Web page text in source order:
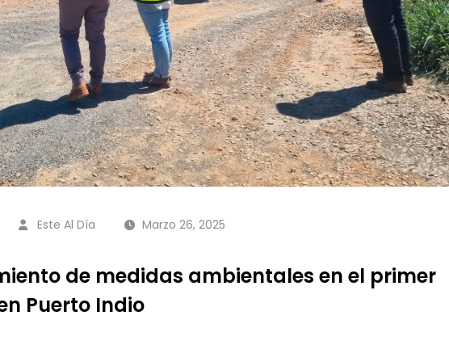
Este Al Día Marzo 26, 2025
de medidas ambientales en el primer
Puerto Indio